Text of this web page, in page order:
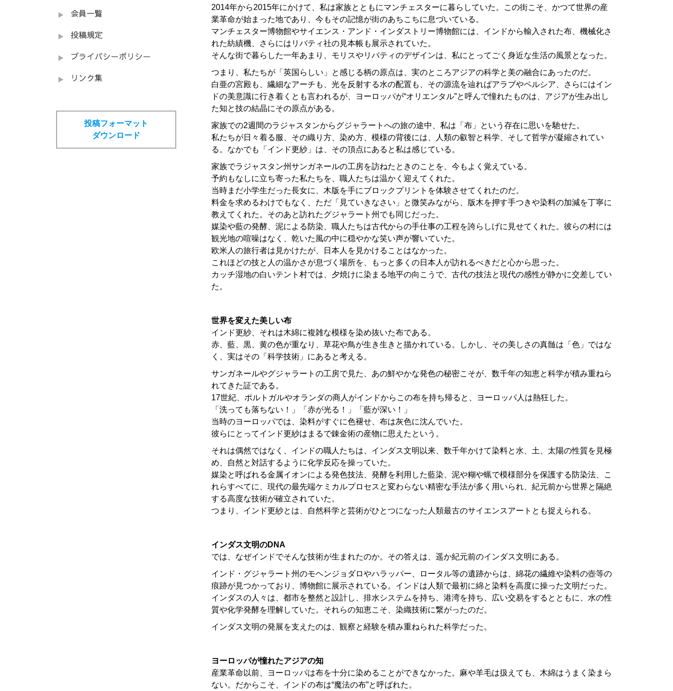
会員一覧
投稿規定
プライバシーポリシー
リンク集
投稿フォーマット
ダウンロード
2014年から2015年にかけて、私は家族とともにマンチェスターに暮らしていた。この街こそ、かつて世界の産
業革命が始まった地であり、今もその記憶が街のあちこちに息づいている。
マンチェスター博物館やサイエンス・アンド・インダストリー博物館には、インドから輸入された布、機械化さ
れた紡績機、さらにはリバティ社の見本帳も展示されていた。
そんな街で暮らした一年あまり、モリスやリバティのデザインは、私にとってごく身近な生活の風景となった。
つまり、私たちが「英国らしい」と感じる柄の原点は、実のところアジアの科学と美の融合にあったのだ。
白亜の宮殿も、繊細なアーチも、光を反射する水の配置も、その源流を辿ればアラブやペルシア、さらにはイン
ドの美意識に行き着くとも言われるが、ヨーロッパが“オリエンタル”と呼んで憧れたものは、アジアが生み出し
た知と技の結晶にその原点がある。
家族での2週間のラジャスタンからグジャラートへの旅の途中、私は「布」という存在に思いを馳せた。
私たちが日々着る服、その織り方、染め方、模様の背後には、人類の叡智と科学、そして哲学が凝縮されてい
る。なかでも「インド更紗」は、その頂点にあると私は感じている。
家族でラジャスタン州サンガネールの工房を訪ねたときのことを、今もよく覚えている。
予約もなしに立ち寄った私たちを、職人たちは温かく迎えてくれた。
当時まだ小学生だった長女に、木版を手にブロックプリントを体験させてくれたのだ。
料金を求めるわけでもなく、ただ「見ていきなさい」と微笑みながら、版木を押す手つきや染料の加減を丁寧に
教えてくれた。そのあと訪れたグジャラート州でも同じだった。
媒染や藍の発酵、泥による防染、職人たちは古代からの手仕事の工程を誇らしげに見せてくれた。彼らの村には
観光地の喧噪はなく、乾いた風の中に穏やかな笑い声が響いていた。
欧米人の旅行者は見かけたが、日本人を見かけることはなかった。
これほどの技と人の温かさが息づく場所を、もっと多くの日本人が訪れるべきだと心から思った。
カッチ湿地の白いテント村では、夕焼けに染まる地平の向こうで、古代の技法と現代の感性が静かに交差してい
た。
世界を変えた美しい布
インド更紗、それは木綿に複雑な模様を染め抜いた布である。
赤、藍、黒、黄の色が重なり、草花や鳥が生き生きと描かれている。しかし、その美しさの真髄は「色」ではな
く、実はその「科学技術」にあると考える。
サンガネールやグジャラートの工房で見た、あの鮮やかな発色の秘密こそが、数千年の知恵と科学が積み重ねら
れてきた証である。
17世紀、ポルトガルやオランダの商人がインドからこの布を持ち帰ると、ヨーロッパ人は熱狂した。
「洗っても落ちない！」「赤が光る！」「藍が深い！」
当時のヨーロッパでは、染料がすぐに色褪せ、布は灰色に沈んでいた。
彼らにとってインド更紗はまるで錬金術の産物に思えたという。
それは偶然ではなく、インドの職人たちは、インダス文明以来、数千年かけて染料と水、土、太陽の性質を見極
め、自然と対話するように化学反応を操っていた。
媒染と呼ばれる金属イオンによる発色技法、発酵を利用した藍染、泥や糊や蝋で模様部分を保護する防染法、こ
れらすべてに、現代の最先端ケミカルプロセスと変わらない精密な手法が多く用いられ、紀元前から世界と隔絶
する高度な技術が確立されていた。
つまり、インド更紗とは、自然科学と芸術がひとつになった人類最古のサイエンスアートとも捉えられる。
インダス文明のDNA
では、なぜインドでそんな技術が生まれたのか。その答えは、遥か紀元前のインダス文明にある。
インド・グジャラート州のモヘンジョダロやハラッパー、ロータル等の遺跡からは、綿花の繊維や染料の壺等の
痕跡が見つかっており、博物館に展示されている。インドは人類で最初に綿と染料を高度に操った文明だった。
インダスの人々は、都市を整然と設計し、排水システムを持ち、港湾を持ち、広い交易をするとともに、水の性
質や化学発酵を理解していた。それらの知恵こそ、染織技術に繋がったのだ。
インダス文明の発展を支えたのは、観察と経験を積み重ねられた科学だった。
ヨーロッパが憧れたアジアの知
産業革命以前、ヨーロッパは布を十分に染めることができなかった。麻や羊毛は扱えても、木綿はうまく染まら
ない。だからこそ、インドの布は“魔法の布”と呼ばれた。